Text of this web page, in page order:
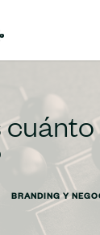
BRANDING Y